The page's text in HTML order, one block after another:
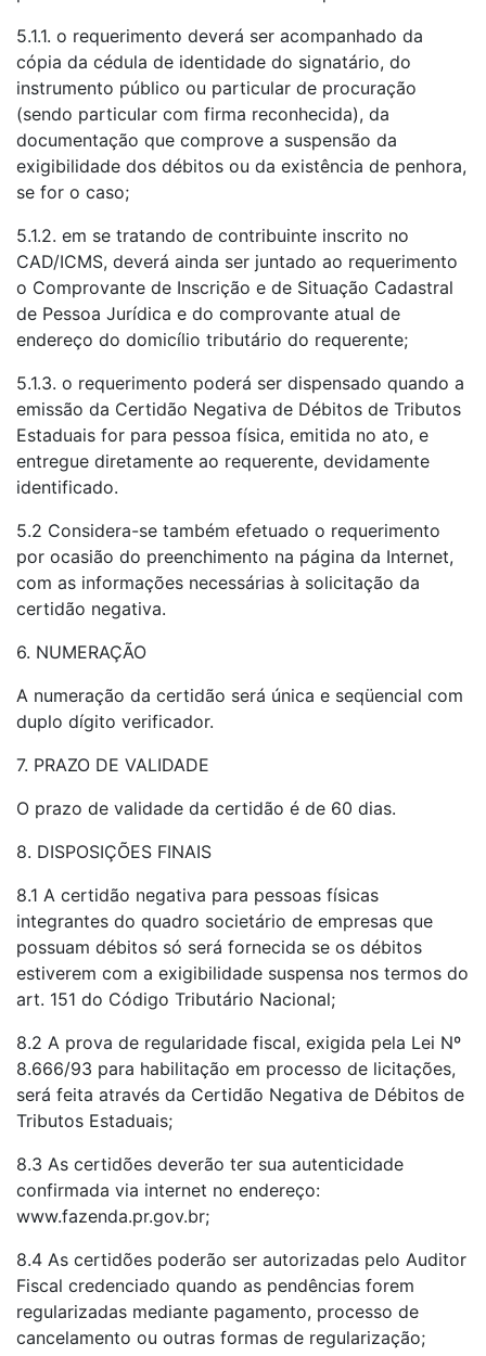
5.1.1. o requerimento deverá ser acompanhado da
cópia da cédula de identidade do signatário, do
instrumento público ou particular de procuração
(sendo particular com firma reconhecida), da
documentação que comprove a suspensão da
exigibilidade dos débitos ou da existência de penhora,
se for o caso;
5.1.2. em se tratando de contribuinte inscrito no
CAD/ICMS, deverá ainda ser juntado ao requerimento
o Comprovante de Inscrição e de Situação Cadastral
de Pessoa Jurídica e do comprovante atual de
endereço do domicílio tributário do requerente;
5.1.3. o requerimento poderá ser dispensado quando a
emissão da Certidão Negativa de Débitos de Tributos
Estaduais for para pessoa física, emitida no ato, e
entregue diretamente ao requerente, devidamente
identificado.
5.2 Considera-se também efetuado o requerimento
por ocasião do preenchimento na página da Internet,
com as informações necessárias à solicitação da
certidão negativa.
6. NUMERAÇÃO
A numeração da certidão será única e seqüencial com
duplo dígito verificador.
7. PRAZO DE VALIDADE
O prazo de validade da certidão é de 60 dias.
8. DISPOSIÇÕES FINAIS
8.1 A certidão negativa para pessoas físicas
integrantes do quadro societário de empresas que
possuam débitos só será fornecida se os débitos
estiverem com a exigibilidade suspensa nos termos do
art. 151 do Código Tributário Nacional;
8.2 A prova de regularidade fiscal, exigida pela Lei Nº
8.666/93 para habilitação em processo de licitações,
será feita através da Certidão Negativa de Débitos de
Tributos Estaduais;
8.3 As certidões deverão ter sua autenticidade
confirmada via internet no endereço:
www.fazenda.pr.gov.br;
8.4 As certidões poderão ser autorizadas pelo Auditor
Fiscal credenciado quando as pendências forem
regularizadas mediante pagamento, processo de
cancelamento ou outras formas de regularização;